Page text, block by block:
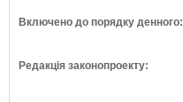
Включено до порядку денного:
Редакція законопроекту: